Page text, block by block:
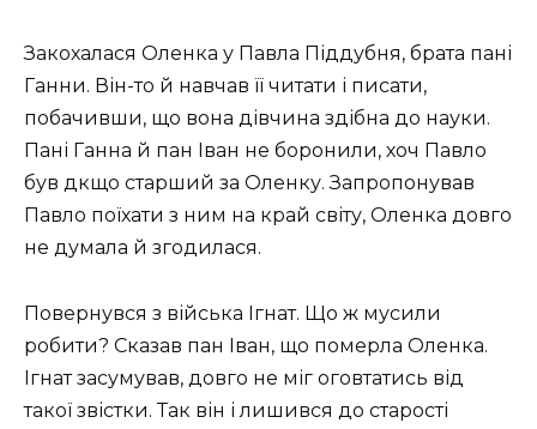
Закохалася Оленка у Павла Піддубня, брата пані
Ганни. Він-то й навчав її читати і писати,
побачивши, що вона дівчина здібна до науки.
Пані Ганна й пан Іван не боронили, хоч Павло
був дкщо старший за Оленку. Запропонував
Павло поїхати з ним на край світу, Оленка довго
не думала й згодилася.
Повернувся з війська Ігнат. Що ж мусили
робити? Сказав пан Іван, що померла Оленка.
Ігнат засумував, довго не міг оговтатись від
такої звістки. Так він і лишився до старості